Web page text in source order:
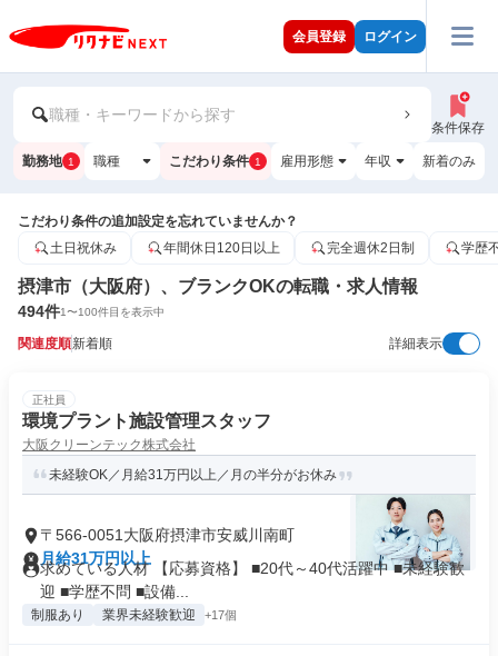
会員登録 ログイン
職種・キーワードから探す
条件保存
勤務地 1 職種 こだわり条件 1 雇用形態 年収 新着のみ
こだわり条件の追加設定を忘れていませんか？
土日祝休み
年間休日120日以上 完全週休2日制 学歴
摂津市（大阪府）、ブランクOKの転職・求人情報
494件1〜100件目を表示中
関連度順新着順 詳細表示
正社員
環境プラント施設管理スタッフ
大阪クリーンテック株式会社
未経験OK／月給31万円以上／月の半分がお休み
〒566-0051大阪府摂津市安威川南町
月給31万円以上
求めている人材 【応募資格】 ■20代～40代活躍中 ■未経験歓
迎 ■学歴不問 ■設備...
制服あり 業界未経験歓迎 +17個